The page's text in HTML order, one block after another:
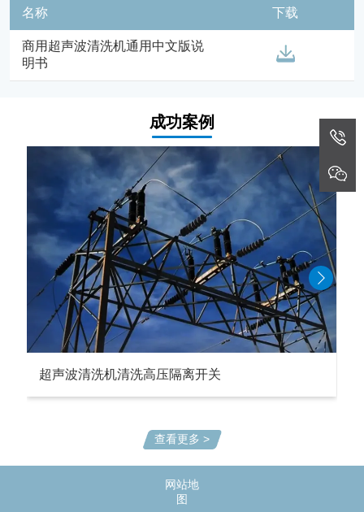
名称 下载
商用超声波清洗机通用中文版说
明书
成功案例
超声波清洗机清洗高压隔离开关
查看更多 >
网站地
图